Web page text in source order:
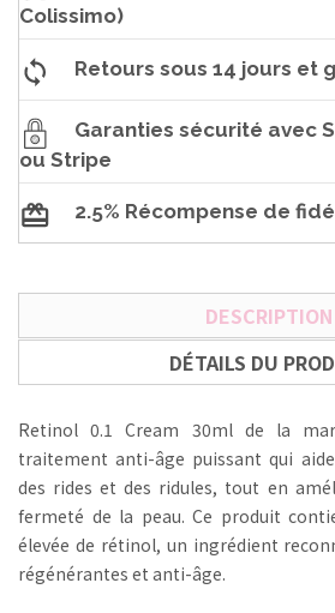
Colissimo)
Retours sous 14 jours et
Garanties sécurité avec
ou Stripe
2.5% Récompense de
DESCRIPTION
DÉTAILS DU
Retinol 0.1 Cream 30ml de la
traitement anti-âge puissant qui
des rides et des ridules, tout en
fermeté de la peau. Ce produit
élevée de rétinol, un ingrédient
régénérantes et anti-âge.